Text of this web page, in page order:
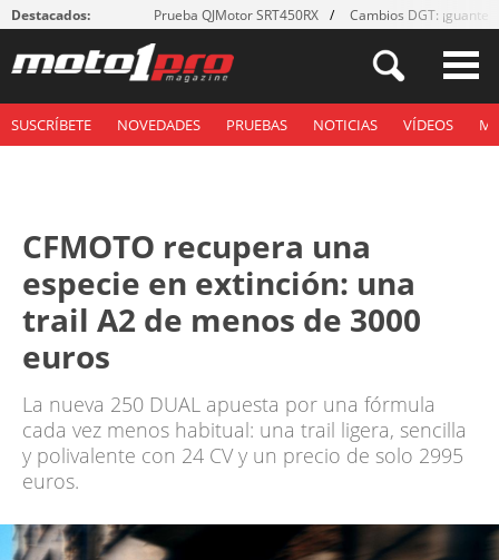
Destacados: Prueba QJMotor SRT450RX Cambios DGT: ¡guantes!
SUSCRÍBETE NOVEDADES PRUEBAS NOTICIAS VÍDEOS
CFMOTO recupera una
especie en extinción: una
trail A2 de menos de 3000
euros
La nueva 250 DUAL apuesta por una fórmula
cada vez menos habitual: una trail ligera, sencilla
y polivalente con 24 CV y un precio de solo 2995
euros.